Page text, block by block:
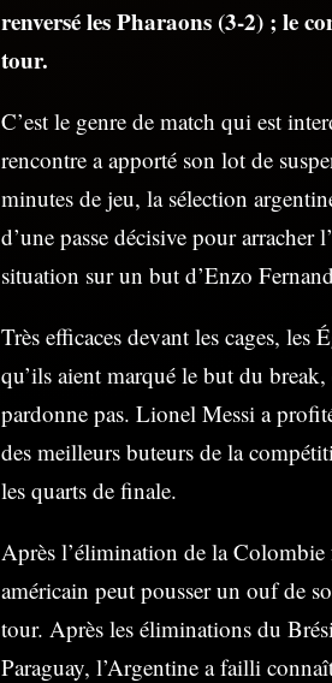
renversé les Pharaons (3-2) ; le
tour.
C’est le genre de match qui est
rencontre a apporté son lot de
minutes de jeu, la sélection
d’une passe décisive pour arracher
situation sur un but d’Enzo
Très efficaces devant les cages, les
qu’ils aient marqué le but du
pardonne pas. Lionel Messi a
des meilleurs buteurs de la
les quarts de finale.
Après l’élimination de la Colombie
américain peut pousser un ouf de
tour. Après les éliminations du
Paraguay, l’Argentine a failli